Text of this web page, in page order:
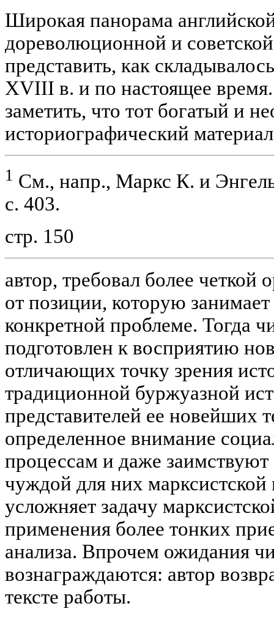
Широкая панорама
дореволюционной и
представить, как
XVIII в. и по настоящее
заметить, что тот богатый и
историографический
1 См., напр., Маркс К. и
с. 403.
стр. 150
автор, требовал более четкой
от позиции, которую
конкретной проблеме. Тогда
подготовлен к восприятию
отличающих точку зрения
традиционной буржуазной
представителей ее новейших
определенное внимание
процессам и даже
чуждой для них
усложняет задачу
применения более тонких
анализа. Впрочем ожидания
вознаграждаются: автор
тексте работы.